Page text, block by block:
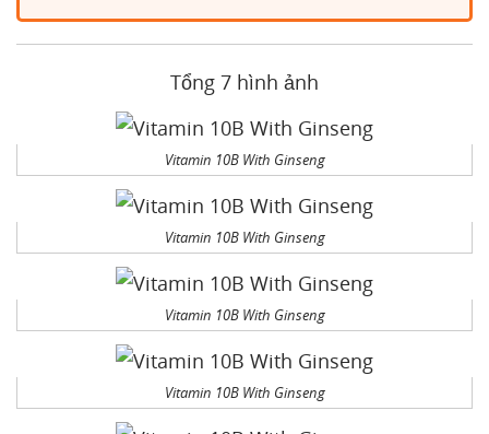
Tổng 7 hình ảnh
Vitamin 10B With Ginseng
Vitamin 10B With Ginseng
Vitamin 10B With Ginseng
Vitamin 10B With Ginseng